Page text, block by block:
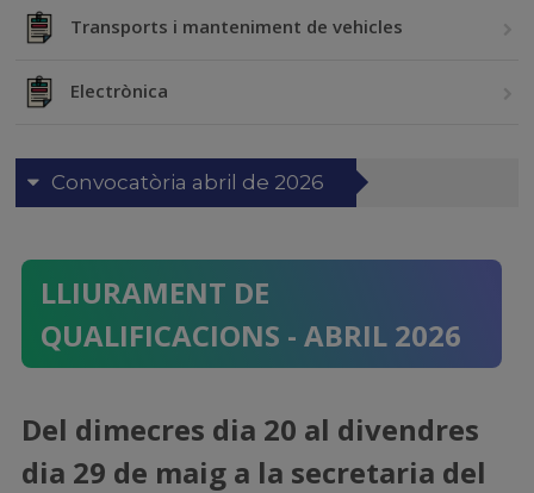
Transports i manteniment de vehicles
Electrònica
Convocatòria abril de 2026
LLIURAMENT DE
QUALIFICACIONS - ABRIL 2026
Del dimecres dia 20 al divendres
dia 29 de maig a la secretaria del